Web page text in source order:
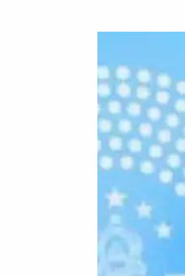
Zelaya
desmiente
señalamientos
de
Fabio
Lobo